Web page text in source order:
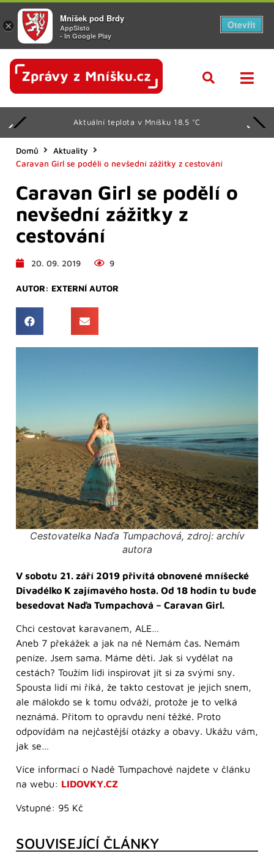
Aktuální teplota v Mníšku 18.5 °C
Domů
Aktuality
Caravan Girl se podělí o nevšední zážitky z cestování
Caravan Girl se podělí o
nevšední zážitky z
cestování
20. 09. 2019 9
AUTOR: EXTERNÍ AUTOR
Cestovatelka Naďa Tumpachová, zdroj: archív
autora
V sobotu 21. září 2019 přivítá obnovené mníšecké
Divadélko K zajímavého hosta. Od 18 hodin tu bude
besedovat Naďa Tumpachová – Caravan Girl.
Chci cestovat karavanem, ALE…
Aneb 7 překážek a jak na ně Nemám čas. Nemám
peníze. Jsem sama. Máme děti. Jak si vydělat na
cestách? Toužím lidi inspirovat jít si za svými sny.
Spousta lidí mi říká, že takto cestovat je jejich snem,
ale málokdo se k tomu odváží, protože je to velká
neznámá. Přitom to opravdu není těžké. Proto
odpovídám na nejčastější otázky a obavy. Ukážu vám,
jak se…
Více informací o Nadě Tumpachové najdete v článku
na webu: LIDOVKY.CZ
Vstupné: 95 Kč
SOUVISEJÍCÍ ČLÁNKY
×
Mníšek pod Brdy
AppSisto
- In Google Play
Otevřít